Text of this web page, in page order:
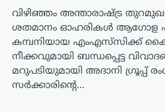
വിഴിഞ്ഞം അന്താരാഷ്ട്ര
ശതമാനം ഓഹരികൾ ആഗോള
കമ്പനിയായ എംഎസ്‌സിക്ക്
നീക്കവുമായി ബന്ധപ്പെട്ട
മറുപടിയുമായി അദാനി ഗ്രൂപ്പ്
സർക്കാരിന്റെ…